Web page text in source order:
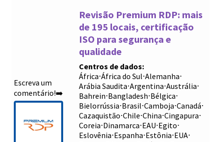
Escreva um
comentário!➡️
Revisão Premium RDP: mais
de 195 locais, certificação
ISO para segurança e
qualidade
Centros de dados:
África⋅África do Sul⋅Alemanha⋅
Arábia Saudita⋅Argentina⋅Austrália⋅
Bahrein⋅Bangladesh⋅Bélgica⋅
Bielorrússia⋅Brasil⋅Camboja⋅Canadá⋅
Cazaquistão⋅Chile⋅China⋅Cingapura⋅
Coreia⋅Dinamarca⋅EAU⋅Egito⋅
Eslovênia⋅Espanha⋅Estônia⋅EUA⋅